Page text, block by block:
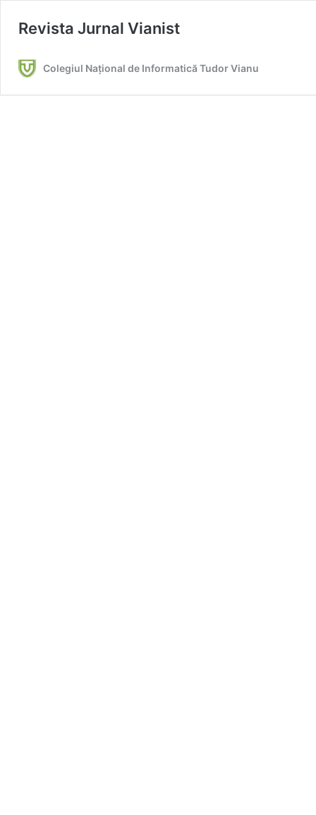
Revista Jurnal Vianist
Colegiul Național de Informatică Tudor Vianu